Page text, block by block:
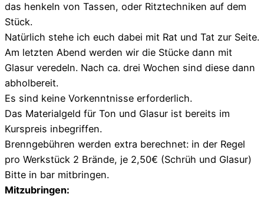
das henkeln von Tassen, oder Ritztechniken auf dem
Stück.
Natürlich stehe ich euch dabei mit Rat und Tat zur Seite.
Am letzten Abend werden wir die Stücke dann mit
Glasur veredeln. Nach ca. drei Wochen sind diese dann
abholbereit.
Es sind keine Vorkenntnisse erforderlich.
Das Materialgeld für Ton und Glasur ist bereits im
Kurspreis inbegriffen.
Brenngebühren werden extra berechnet: in der Regel
pro Werkstück 2 Brände, je 2,50€ (Schrüh und Glasur)
Bitte in bar mitbringen.
Mitzubringen: